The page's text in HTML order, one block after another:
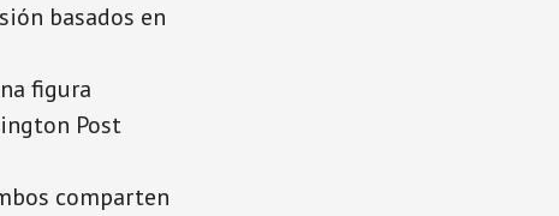
basados en
figura
Post
comparten